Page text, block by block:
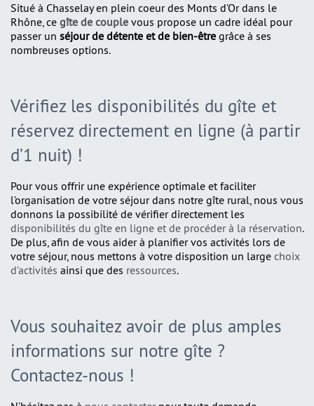
Situé à Chasselay en plein coeur des Monts d’Or dans le
Rhône, ce gîte de couple vous propose un cadre idéal pour
passer un séjour de détente et de bien-être grâce à ses
nombreuses options.
Vérifiez les disponibilités du gîte et
réservez directement en ligne (à partir
d’1 nuit) !
Pour vous offrir une expérience optimale et faciliter
l’organisation de votre séjour dans notre gîte rural, nous vous
donnons la possibilité de vérifier directement les
disponibilités du gîte en ligne et de procéder à la réservation.
De plus, afin de vous aider à planifier vos activités lors de
votre séjour, nous mettons à votre disposition un large choix
d’activités ainsi que des ressources.
Vous souhaitez avoir de plus amples
informations sur notre gîte ?
Contactez-nous !